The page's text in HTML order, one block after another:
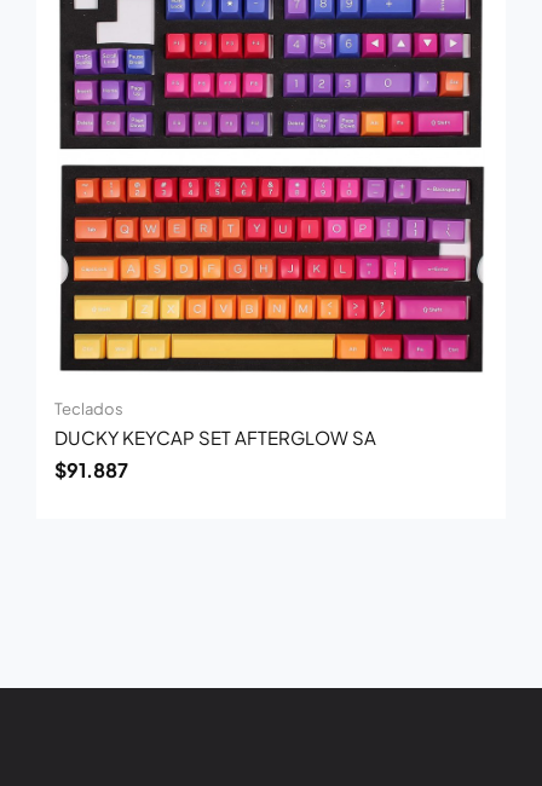
Teclados
DUCKY KEYCAP SET AFTERGLOW SA
$91.887